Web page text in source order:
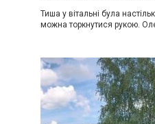
Тиша у вітальні була
можна торкнутися рукою.